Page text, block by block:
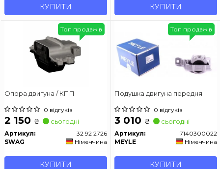
КУПИТИ КУПИТИ
Опора двигуна / КПП
0 відгуків
2 150 ₴ сьогодні
Артикул:
32 92 2726
SWAG
Німеччина
КУПИТИ
Топ продажів
Подушка двигуна передня
0 відгуків
3 010 ₴ сьогодні
Артикул:
7140300022
MEYLE
Німеччина
КУПИТИ
Топ продажів